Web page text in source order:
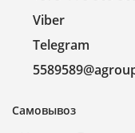
Viber
Telegram
Самовывоз